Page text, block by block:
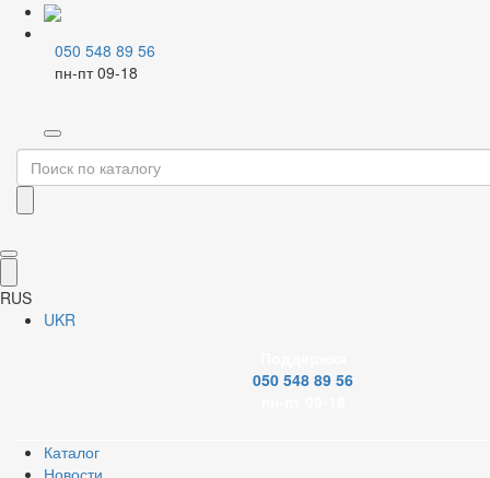
050 548 89 56
пн-пт 09-18
RUS
UKR
050 548 89 56
Каталог
Главная Каталог
Инструменты для PPR
Паяльники и насадки